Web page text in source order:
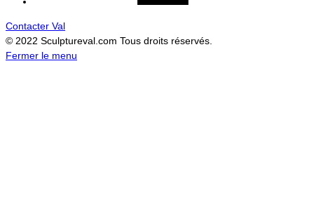
Contacter Val
© 2022 Sculptureval.com Tous droits réservés.
Fermer le menu